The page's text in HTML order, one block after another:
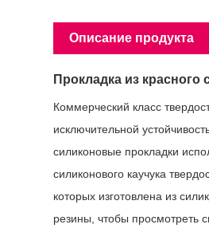
Описание продукта
Прокладка из красного
Коммерческий класс
исключительной
силиконовые прокладки
силиконового каучука
которых изготовлена ​​из
резины, чтобы просмотреть